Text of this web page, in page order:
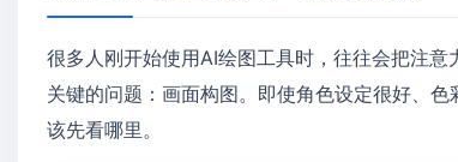
很多人刚开始使用AI绘图工具时，往往会把注意
关键的问题：画面构图。即使角色设定很好、
该先看哪里。